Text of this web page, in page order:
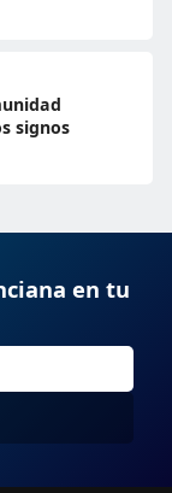
signos
en tu